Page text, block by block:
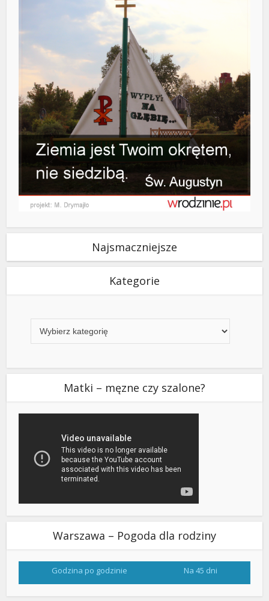
Najsmaczniejsze
Kategorie
Matki – męzne czy szalone?
Warszawa – Pogoda dla rodziny
Godzina po godzinie Na 45 dni